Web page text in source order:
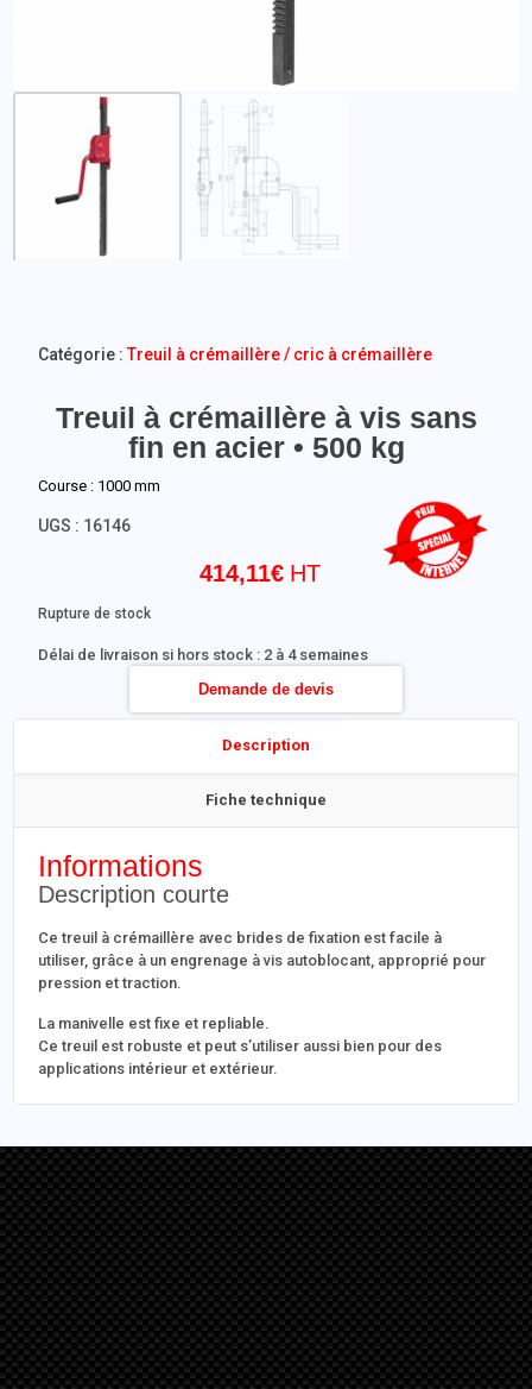
Treuil à crémaillère à vis sans
fin en acier • 500 kg
414,11€
Délai de livraison si hors stock : 2 à 4 semaines
Course : 1000 mm
Rupture de stock
Demande de devis
UGS : 16146
Catégorie :Treuil à crémaillère / cric à crémaillère
Description
Fiche technique
Informations
Description courte
Ce treuil à crémaillère avec brides de fixation est facile à
utiliser, grâce à un engrenage à vis autoblocant, approprié pour
pression et traction.
La manivelle est fixe et repliable.
Ce treuil est robuste et peut s’utiliser aussi bien pour des
applications intérieur et extérieur.